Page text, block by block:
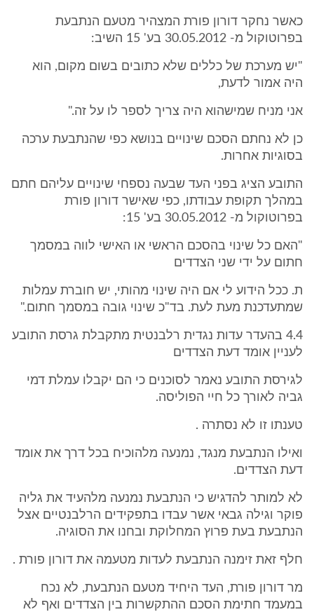
כאשר נחקר דורון פורת המצהיר מטעם הנתבעת
בפרוטוקול מ- 30.05.2012 בע' 15 השיב:
"יש מערכת של כללים שלא כתובים בשום מקום, הוא
היה אמור לדעת,
אני מניח שמישהוא היה צריך לספר לו על זה."
כן לא נחתם הסכם שינויים בנושא כפי שהנתבעת ערכה
בסוגיות אחרות.
התובע הציג בפני העד שבעה נספחי שינויים עליהם חתם
במהלך תקופת עבודתו, כפי שאישר דורון פורת
בפרוטוקול מ- 30.05.2012 בע' 15:
"האם כל שינוי בהסכם הראשי או האישי לווה במסמך
חתום על ידי שני הצדדים
ת. ככל הידוע לי אם היה שינוי מהותי, יש חוברת עמלות
שמתעדכנת מעת לעת. בד"כ שינוי גובה במסמך חתום."
4.4 בהעדר עדות נגדית רלבנטית מתקבלת גרסת התובע
לעניין אומד דעת הצדדים
לגירסת התובע נאמר לסוכנים כי הם יקבלו עמלת דמי
גביה לאורך כל חיי הפוליסה.
טענתו זו לא נסתרה .
ואילו הנתבעת מנגד, נמנעה מלהוכיח בכל דרך את אומד
דעת הצדדים.
לא למותר להדגיש כי הנתבעת נמנעה מלהעיד את גליה
פוקר וגילה גבאי אשר עבדו בתפקידים הרלבנטיים אצל
הנתבעת בעת פרוץ המחלוקת ובחנו את הסוגיה.
חלף זאת זימנה הנתבעת לעדות מטעמה את דורון פורת .
מר דורון פורת, העד היחיד מטעם הנתבעת, לא נכח
במעמד חתימת הסכם ההתקשרות בין הצדדים ואף לא